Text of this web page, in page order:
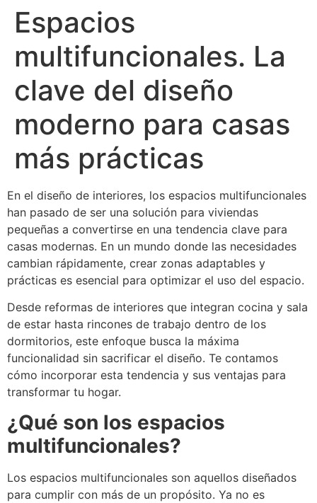
Espacios
multifuncionales. La
clave del diseño
moderno para casas
más prácticas
En el diseño de interiores, los espacios multifuncionales
han pasado de ser una solución para viviendas
pequeñas a convertirse en una tendencia clave para
casas modernas. En un mundo donde las necesidades
cambian rápidamente, crear zonas adaptables y
prácticas es esencial para optimizar el uso del espacio.
Desde reformas de interiores que integran cocina y sala
de estar hasta rincones de trabajo dentro de los
dormitorios, este enfoque busca la máxima
funcionalidad sin sacrificar el diseño. Te contamos
cómo incorporar esta tendencia y sus ventajas para
transformar tu hogar.
¿Qué son los espacios
multifuncionales?
Los espacios multifuncionales son aquellos diseñados
para cumplir con más de un propósito. Ya no es